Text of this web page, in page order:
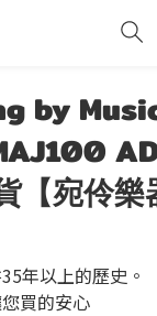
by
【宛伶樂
年以上的歷史。
買的安心